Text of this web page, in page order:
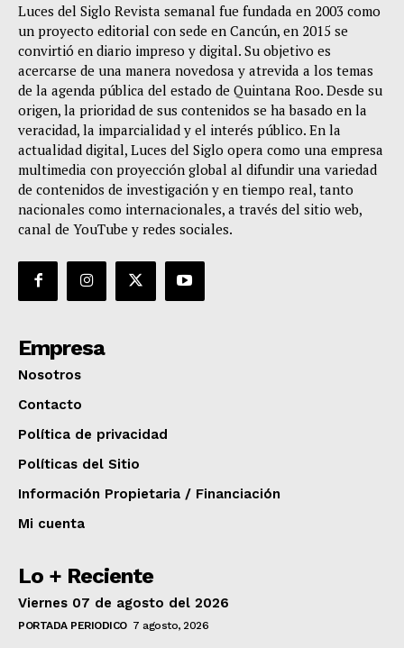
Luces del Siglo Revista semanal fue fundada en 2003 como
un proyecto editorial con sede en Cancún, en 2015 se
convirtió en diario impreso y digital. Su objetivo es
acercarse de una manera novedosa y atrevida a los temas
de la agenda pública del estado de Quintana Roo. Desde su
origen, la prioridad de sus contenidos se ha basado en la
veracidad, la imparcialidad y el interés público. En la
actualidad digital, Luces del Siglo opera como una empresa
multimedia con proyección global al difundir una variedad
de contenidos de investigación y en tiempo real, tanto
nacionales como internacionales, a través del sitio web,
canal de YouTube y redes sociales.
Empresa
Nosotros
Contacto
Política de privacidad
Políticas del Sitio
Información Propietaria / Financiación
Mi cuenta
Lo + Reciente
Viernes 07 de agosto del 2026
PORTADA PERIODICO 7 agosto, 2026